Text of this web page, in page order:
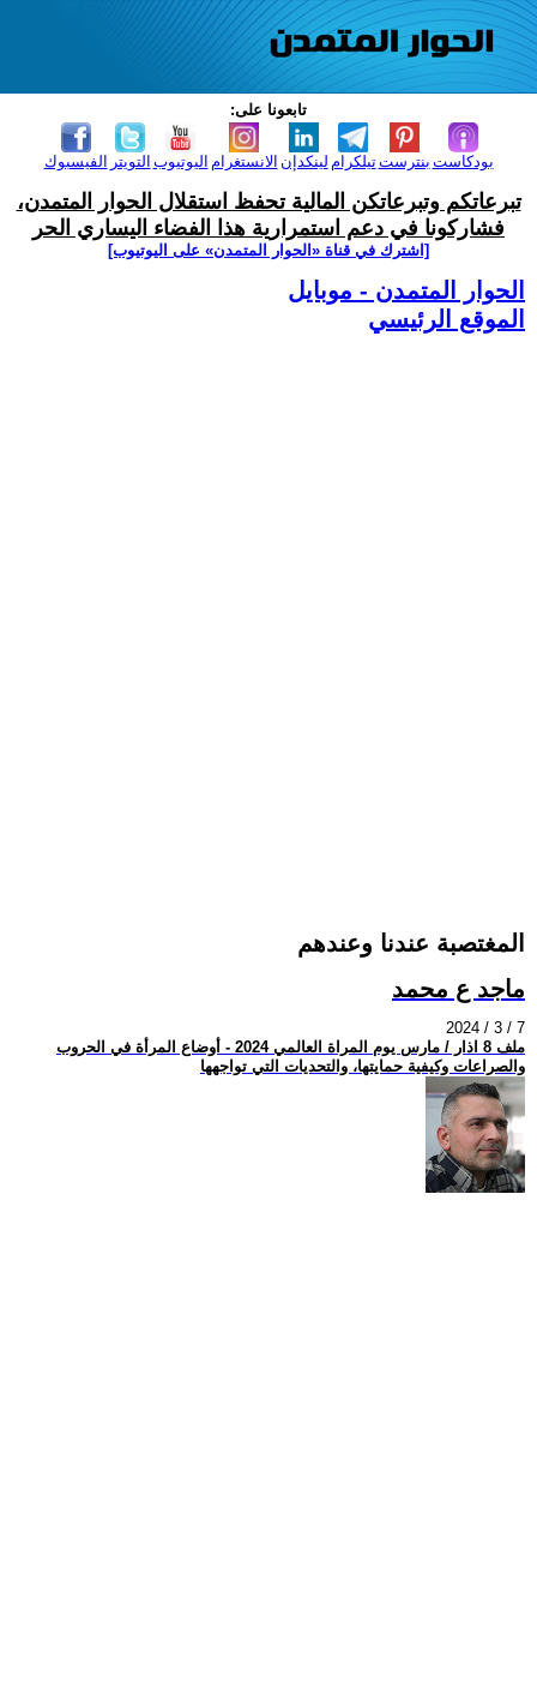
تابعونا على:
الفيسبوك التويتر اليوتيوب الانستغرام لينكدإن تيلكرامبنترست بودكاست
تبرعاتكم وتبرعاتكن المالية تحفظ استقلال الحوار المتمدن،
فشاركونا في دعم استمرارية هذا الفضاء اليساري الحر
[اشترك في قناة ‫«الحوار المتمدن» على اليوتيوب]
الحوار المتمدن - موبايل
الموقع الرئيسي
المغتصبة عندنا وعندهم
ماجد ع محمد
2024 / 3 / 7
ملف 8 اذار / مارس يوم المراة العالمي 2024 - أوضاع المرأة في الحروب
والصراعات وكيفية حمايتها، والتحديات التي تواجهها